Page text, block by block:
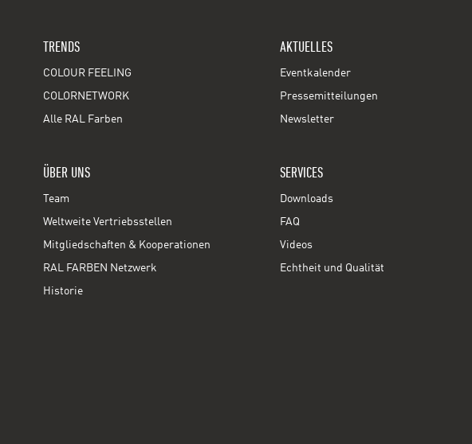
TRENDS
COLOUR FEELING
COLORNETWORK
Alle RAL Farben
ÜBER UNS
Team
Weltweite Vertriebsstellen
Mitgliedschaften & Kooperationen
RAL FARBEN Netzwerk
Historie
AKTUELLES
Eventkalender
Pressemitteilungen
Newsletter
SERVICES
Downloads
FAQ
Videos
Echtheit und Qualität